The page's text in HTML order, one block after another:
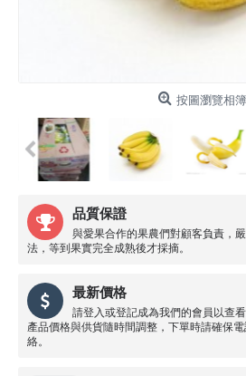
按圖瀏覽相簿
品質保證
與愛果合作的果農們對顧客負責，
法，等到果實完全成熟後才採摘。
最新價格
請登入或登記成為我們的會員以查
產品價格與供貨隨時間調整，下單時請確保
絡。